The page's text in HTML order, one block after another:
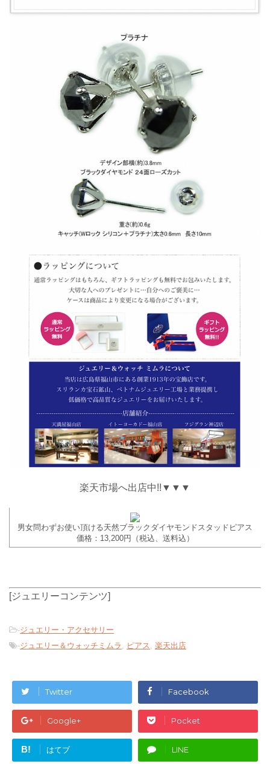
楽天市場へ出店中!!▼▼▼
男女問わずお使い頂ける天然ブラックダイヤモンドスタッドピアス
価格：13,200円（税込、送料込）
[ジュエリーコンテンツ]
-ジュエリー・アクセサリー
-ジュエリー＆ウォッチミムラ ピアス 楽天出店
Twitter Facebook
Google+ Pocket
B! はてブ LINE